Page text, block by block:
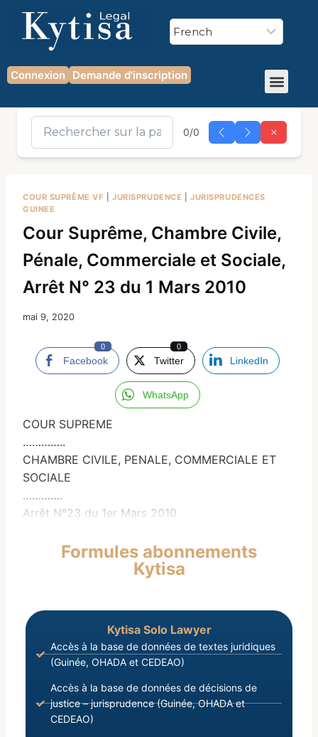
Connexion Demande d'inscription
0/0
COUR SUPRÊME VF |JURISPRUDENCE |JURISPRUDENCES
GUINEE
Cour Suprême, Chambre Civile,
Pénale, Commerciale et Sociale,
Arrêt N° 23 du 1 Mars 2010
mai 9, 2020
Facebook
0
Twitter
0
LinkedIn
WhatsApp
COUR SUPREME
…………..
CHAMBRE CIVILE, PENALE, COMMERCIALE ET
SOCIALE
………….
Arrêt N°23 du 1er Mars 2010
Formules abonnements
Kytisa
Kytisa Solo Lawyer
Accès à la base de données de textes juridiques
(Guinée, OHADA et CEDEAO)
Accès à la base de données de décisions de
justice – jurisprudence (Guinée, OHADA et
CEDEAO)